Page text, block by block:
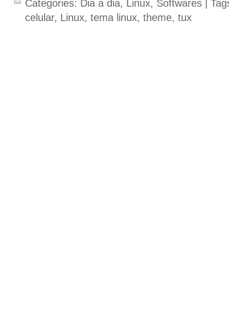
Categories: Dia a dia, Linux, Softwares |
celular, Linux, tema linux, theme, tux